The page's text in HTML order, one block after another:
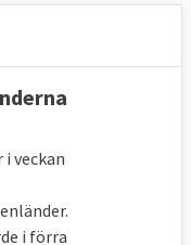
veckan
i förra